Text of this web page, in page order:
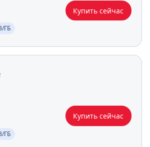
Купить сейчас
ГБ
Купить сейчас
ГБ